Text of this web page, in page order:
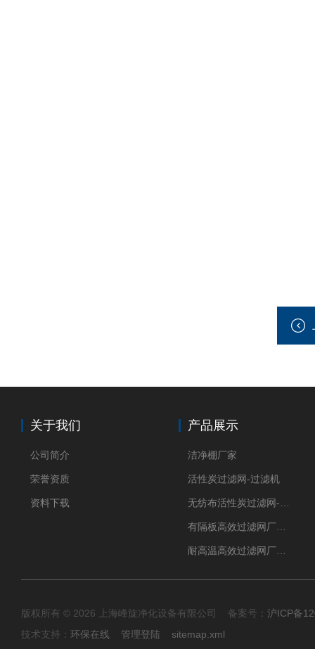
关于我们
公司简介
荣誉资质
资料下载
产品展示
洁净棚厂家
活性炭过滤网-过滤机
版权所有 © 2026 上海峰旋净化设备有限公司 备案号： 沪ICP备
技术支持： 环保在线 管理登陆 sitemap.xml